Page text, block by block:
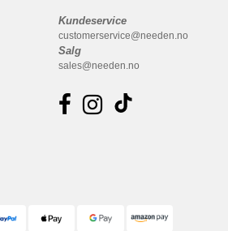
Kundeservice
customerservice@needen.no
Salg
sales@needen.no